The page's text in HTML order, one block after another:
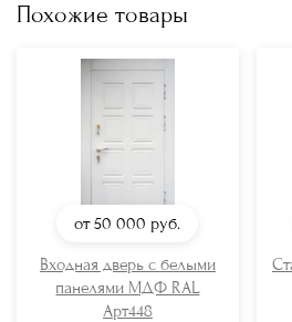
Похожие товары
от 50 000 руб.
Входная дверь с белыми
панелями МДФ RAL
Арт448